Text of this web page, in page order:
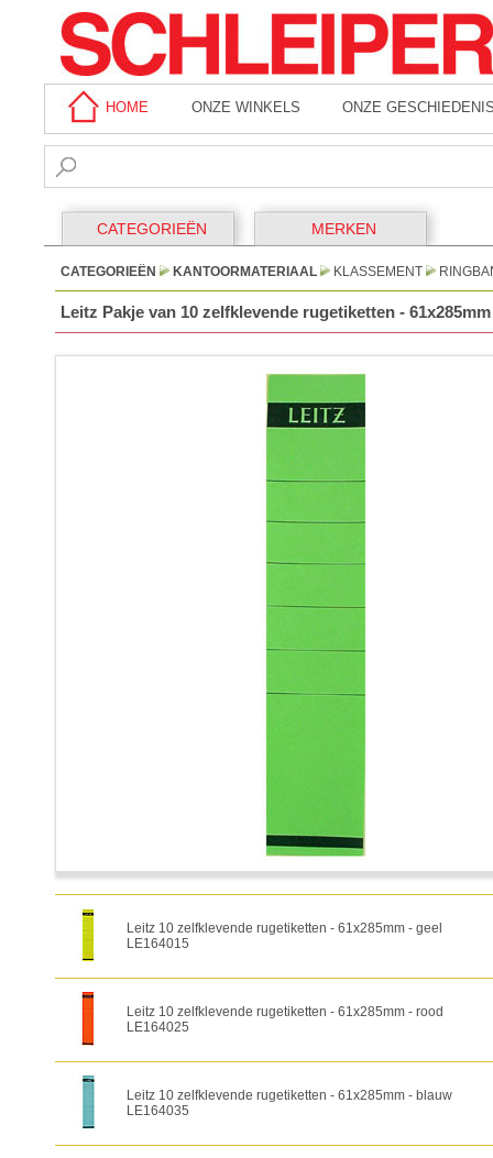
HOME ONZE WINKELS ONZE
CATEGORIEËN MERKEN
CATEGORIEËN KANTOORMATERIAAL KLASSEMENT
Leitz Pakje van 10 zelfklevende rugetiketten - 61x285mm
Leitz 10 zelfklevende rugetiketten - 61x285mm - geel
LE164015
Leitz 10 zelfklevende rugetiketten - 61x285mm - rood
LE164025
Leitz 10 zelfklevende rugetiketten - 61x285mm - blauw
LE164035